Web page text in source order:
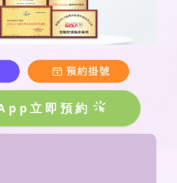
立即預約